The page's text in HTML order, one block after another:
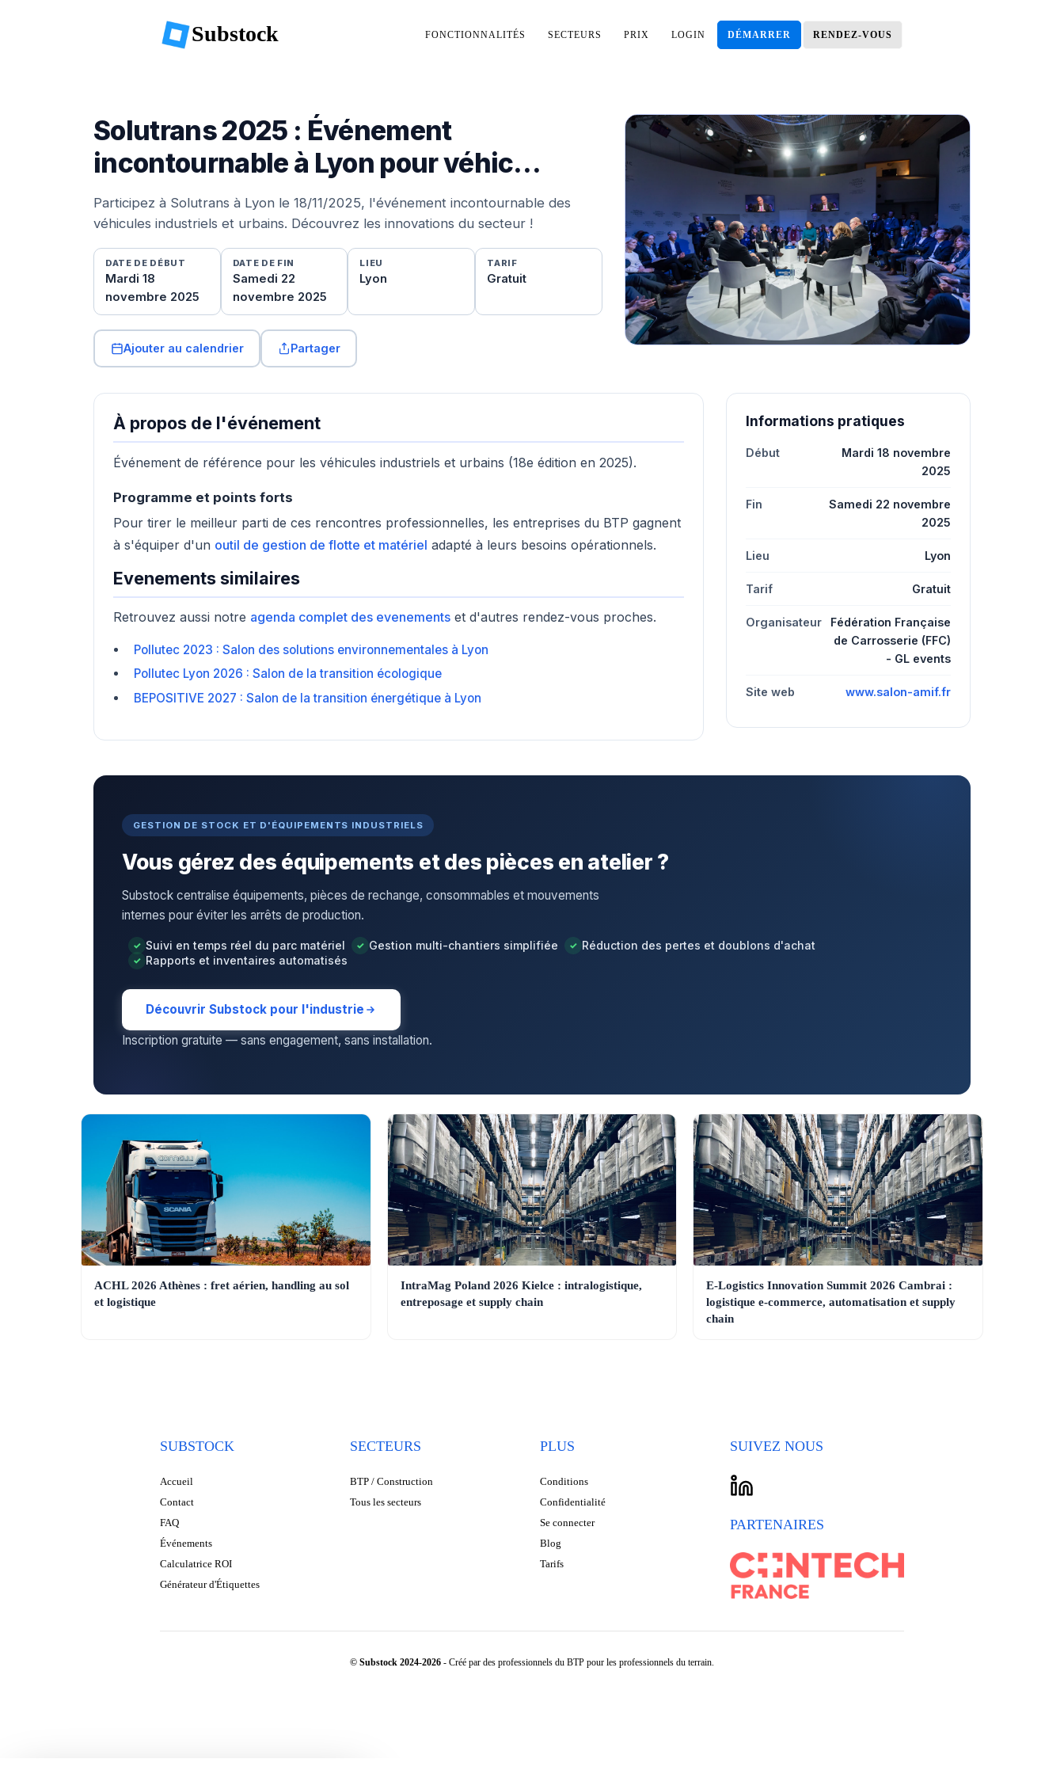
Substock FONCTIONNALITÉS SECTEURS PRIX LOGIN DÉMARRER RENDEZ-VOUS
Solutrans 2025 : Événement
incontournable à Lyon pour véhic…
Participez à Solutrans à Lyon le 18/11/2025, l'événement incontournable des
véhicules industriels et urbains. Découvrez les innovations du secteur !
DATE DE DÉBUT
Mardi 18
novembre 2025
DATE DE FIN
Samedi 22
novembre 2025
LIEU
Lyon
TARIF
Gratuit
Ajouter au calendrier Partager
À propos de l'événement
Événement de référence pour les véhicules industriels et urbains (18e édition en 2025).
Programme et points forts
Pour tirer le meilleur parti de ces rencontres professionnelles, les entreprises du BTP gagnent
à s'équiper d'un outil de gestion de flotte et matériel adapté à leurs besoins opérationnels.
Evenements similaires
Retrouvez aussi notre agenda complet des evenements et d'autres rendez-vous proches.
Pollutec 2023 : Salon des solutions environnementales à Lyon
Pollutec Lyon 2026 : Salon de la transition écologique
BEPOSITIVE 2027 : Salon de la transition énergétique à Lyon
Informations pratiques
Début
Mardi 18 novembre
2025
Fin
Samedi 22 novembre
2025
Lieu Lyon
Tarif Gratuit
Organisateur
Fédération Française
de Carrosserie (FFC)
- GL events
Site web www.salon-amif.fr
GESTION DE STOCK ET D'ÉQUIPEMENTS INDUSTRIELS
Vous gérez des équipements et des pièces en atelier ?
Substock centralise équipements, pièces de rechange, consommables et mouvements
internes pour éviter les arrêts de production.
Suivi en temps réel du parc matériel Gestion multi-chantiers simplifiée
Réduction des pertes et doublons d'achat
Rapports et inventaires automatisés
Découvrir Substock pour l'industrie
Inscription gratuite — sans engagement, sans installation.
ACHL 2026 Athènes : fret aérien, handling au sol
et logistique
IntraMag Poland 2026 Kielce : intralogistique,
entreposage et supply chain
E-Logistics Innovation Summit 2026 Cambrai :
logistique e-commerce, automatisation et supply
chain
SUBSTOCK
Accueil
Contact
FAQ
Événements
Calculatrice ROI
Générateur d'Étiquettes
SECTEURS
BTP / Construction
Tous les secteurs
PLUS
Conditions
Confidentialité
Se connecter
Blog
Tarifs
SUIVEZ NOUS
PARTENAIRES
© Substock 2024-2026 - Créé par des professionnels du BTP pour les professionnels du terrain.